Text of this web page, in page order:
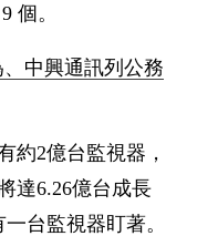
個。
中興通訊列公務
約2億台監視器，
達6.26億台成長
台監視器盯著。